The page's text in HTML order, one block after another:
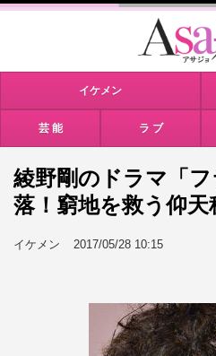
イケメン
芸 能 ラ ブ
綾野剛のドラマ「
落！窮地を救う仰天
イケメン 2017/05/28 10:15